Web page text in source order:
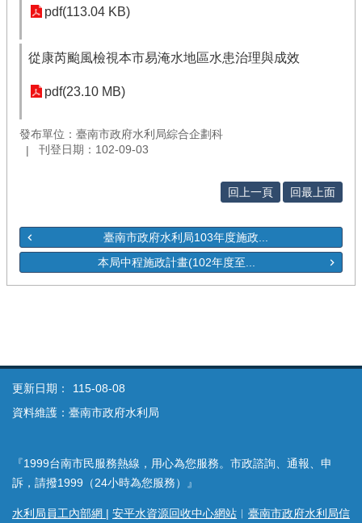
pdf(113.04 KB)
從康芮颱風檢視本市易淹水地區水患治理與成效
pdf(23.10 MB)
發布單位：臺南市政府水利局綜合企劃科
刊登日期：102-09-03
回上一頁 回最上面
臺南市政府水利局103年度施政...
本局中程施政計畫(102年度至...
更新日期：
115-08-08
資料維護：臺南市政府水利局
『1999台南市民服務熱線，用心為您服務。市政諮詢、通報、申
訴，請撥1999（24小時為您服務）』
水利局員工內部網 | 安平水資源回收中心網站 ︱ 臺南市政府水利局信